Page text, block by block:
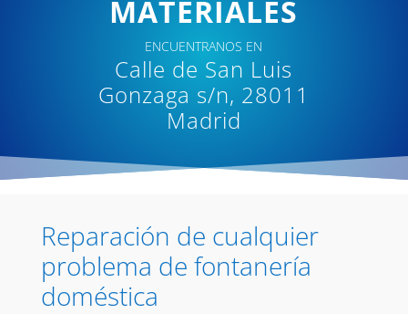
MATERIALES
ENCUENTRANOS EN
Calle de San Luis
Gonzaga s/n, 28011
Madrid
Reparación de cualquier
problema de fontanería
doméstica